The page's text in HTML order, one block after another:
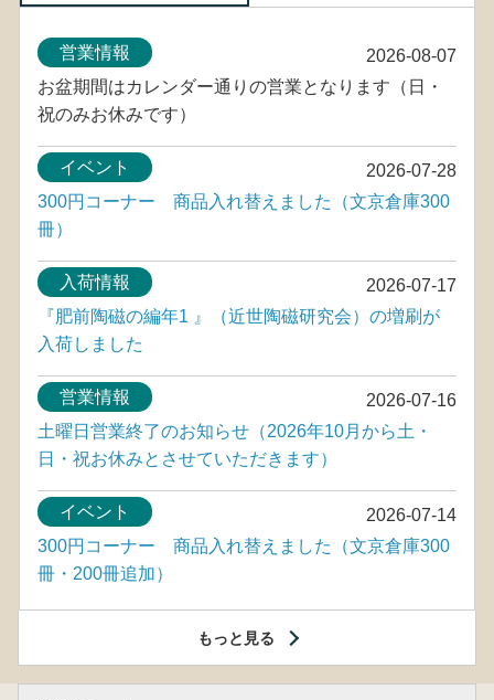
2026-08-07
営業情報
お盆期間はカレンダー通りの営業となります（日・
祝のみお休みです）
2026-07-28
イベント
300円コーナー 商品入れ替えました（文京倉庫300
冊）
2026-07-17
入荷情報
『肥前陶磁の編年1 』（近世陶磁研究会）の増刷が
入荷しました
2026-07-16
営業情報
土曜日営業終了のお知らせ（2026年10月から土・
日・祝お休みとさせていただきます）
2026-07-14
イベント
300円コーナー 商品入れ替えました（文京倉庫300
冊・200冊追加）
もっと見る